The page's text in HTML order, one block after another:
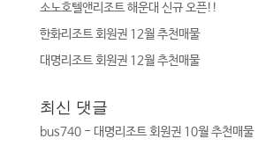
소노호텔앤리조트 해운대 신규 오픈!!
한화리조트 회원권 12월 추천매물
대명리조트 회원권 12월 추천매물
최신 댓글
bus740- 대명리조트 회원권 10월 추천매물